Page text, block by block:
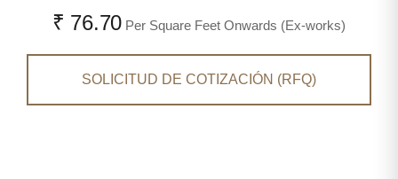
₹ 76.70 Per Square Feet Onwards (Ex-works)
SOLICITUD DE COTIZACIÓN (RFQ)